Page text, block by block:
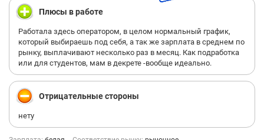
Плюсы в работе
Работала здесь оператором, в целом нормальный график,
который выбираешь под себя, а так же зарплата в среднем по
рынку, выплачивают несколько раз в месяц. Как подработка
или для студентов, мам в декрете -вообще идеально.
Отрицательные стороны
нету